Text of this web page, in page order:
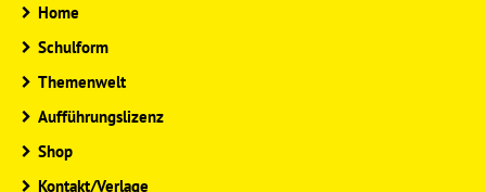
Home
Schulform
Themenwelt
Aufführungslizenz
Shop
Kontakt/Verlage